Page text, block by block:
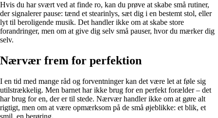
Hvis du har svært ved at finde ro, kan du prøve at skabe små rutiner,
der signalerer pause: tænd et stearinlys, sæt dig i en bestemt stol, eller
lyt til beroligende musik. Det handler ikke om at skabe store
forandringer, men om at give dig selv små pauser, hvor du mærker dig
selv.
Nærvær frem for perfektion
I en tid med mange råd og forventninger kan det være let at føle sig
utilstrækkelig. Men barnet har ikke brug for en perfekt forælder – det
har brug for en, der er til stede. Nærvær handler ikke om at gøre alt
rigtigt, men om at være opmærksom på de små øjeblikke: et blik, et